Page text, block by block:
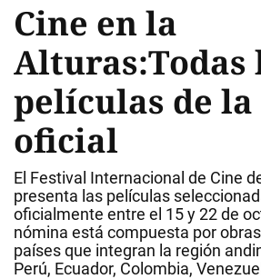
Cine en la
Alturas:Todas
películas de la
oficial
El Festival Internacional de Cine
presenta las películas
oficialmente entre el 15 y 22 de
nómina está compuesta por
países que integran la región
Perú, Ecuador, Colombia,